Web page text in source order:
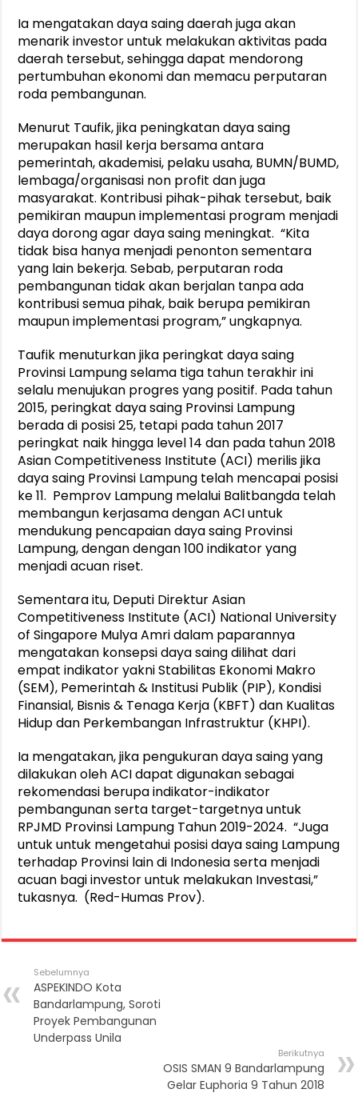
Ia mengatakan daya saing daerah juga akan
menarik investor untuk melakukan aktivitas pada
daerah tersebut, sehingga dapat mendorong
pertumbuhan ekonomi dan memacu perputaran
roda pembangunan.
Menurut Taufik, jika peningkatan daya saing
merupakan hasil kerja bersama antara
pemerintah, akademisi, pelaku usaha, BUMN/BUMD,
lembaga/organisasi non profit dan juga
masyarakat. Kontribusi pihak-pihak tersebut, baik
pemikiran maupun implementasi program menjadi
daya dorong agar daya saing meningkat. “Kita
tidak bisa hanya menjadi penonton sementara
yang lain bekerja. Sebab, perputaran roda
pembangunan tidak akan berjalan tanpa ada
kontribusi semua pihak, baik berupa pemikiran
maupun implementasi program,” ungkapnya.
Taufik menuturkan jika peringkat daya saing
Provinsi Lampung selama tiga tahun terakhir ini
selalu menujukan progres yang positif. Pada tahun
2015, peringkat daya saing Provinsi Lampung
berada di posisi 25, tetapi pada tahun 2017
peringkat naik hingga level 14 dan pada tahun 2018
Asian Competitiveness Institute (ACI) merilis jika
daya saing Provinsi Lampung telah mencapai posisi
ke 11. Pemprov Lampung melalui Balitbangda telah
membangun kerjasama dengan ACI untuk
mendukung pencapaian daya saing Provinsi
Lampung, dengan dengan 100 indikator yang
menjadi acuan riset.
Sementara itu, Deputi Direktur Asian
Competitiveness Institute (ACI) National University
of Singapore Mulya Amri dalam paparannya
mengatakan konsepsi daya saing dilihat dari
empat indikator yakni Stabilitas Ekonomi Makro
(SEM), Pemerintah & Institusi Publik (PIP), Kondisi
Finansial, Bisnis & Tenaga Kerja (KBFT) dan Kualitas
Hidup dan Perkembangan Infrastruktur (KHPI).
Ia mengatakan, jika pengukuran daya saing yang
dilakukan oleh ACI dapat digunakan sebagai
rekomendasi berupa indikator-indikator
pembangunan serta target-targetnya untuk
RPJMD Provinsi Lampung Tahun 2019-2024. “Juga
untuk untuk mengetahui posisi daya saing Lampung
terhadap Provinsi lain di Indonesia serta menjadi
acuan bagi investor untuk melakukan Investasi,”
tukasnya. (Red-Humas Prov).
Sebelumnya
ASPEKINDO Kota
Bandarlampung, Soroti
Proyek Pembangunan
Underpass Unila
Berikutnya
OSIS SMAN 9 Bandarlampung
Gelar Euphoria 9 Tahun 2018